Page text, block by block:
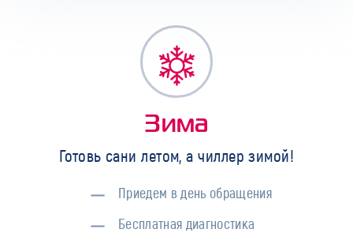
Зима
Готовь сани летом, а чиллер зимой!
Приедем в день обращения
Бесплатная диагностика